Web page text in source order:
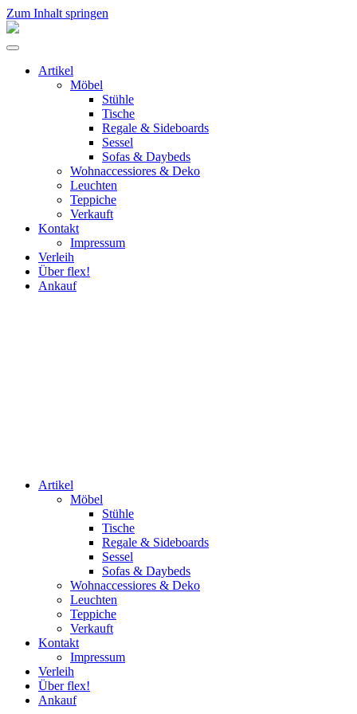
Zum Inhalt springen
flex!
vintage
Menü
umschalten
Artikel
Möbel
Stühle
Tische
Regale & Sideboards
Sessel
Sofas & Daybeds
Wohnaccessiores & Deko
Leuchten
Teppiche
Verkauft
Kontakt
Impressum
Verleih
Über flex!
Ankauf
Artikel
Möbel
Stühle
Tische
Regale & Sideboards
Sessel
Sofas & Daybeds
Wohnaccessiores & Deko
Leuchten
Teppiche
Verkauft
Kontakt
Impressum
Verleih
Über flex!
Ankauf